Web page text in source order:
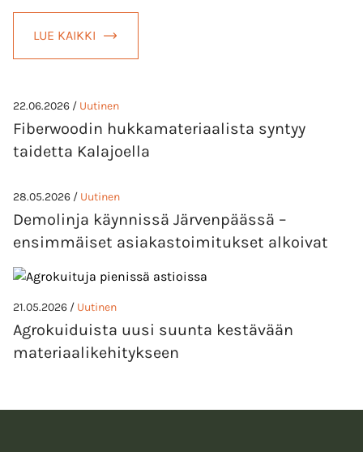
LUE KAIKKI
22.06.2026 / Uutinen
Fiberwoodin hukkamateriaalista syntyy
taidetta Kalajoella
28.05.2026 / Uutinen
Demolinja käynnissä Järvenpäässä –
ensimmäiset asiakastoimitukset alkoivat
21.05.2026 / Uutinen
Agrokuiduista uusi suunta kestävään
materiaalikehitykseen